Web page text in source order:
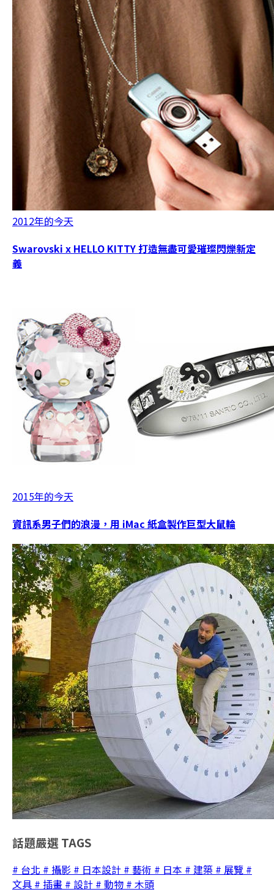
2012年的今天
Swarovski x HELLO KITTY 打造無盡可愛璀璨閃爍新定
義
2015年的今天
資訊系男子們的浪漫，用 iMac 紙盒製作巨型大鼠輪
話題嚴選 TAGS
# 台北 # 攝影 # 日本設計 # 藝術 # 日本 # 建築 # 展覽 #
文具 # 插畫 # 設計 # 動物 # 木頭